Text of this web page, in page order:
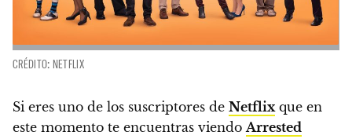
CRÉDITO: NETFLIX
Si eres uno de los suscriptores de Netflixque en
este momento te encuentras viendoArrested